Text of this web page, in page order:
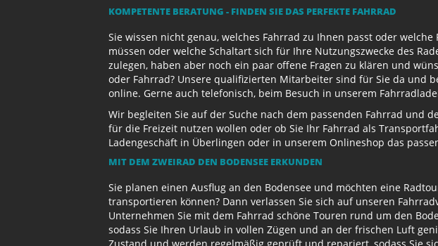
KOMPETENTE BERATUNG - FINDEN SIE DAS PERFEKTE FAHRRAD
Sie wissen nicht genau, welches Fahrrad zu Ihnen passt oder
müssen oder welche Schaltart sich für Ihre Nutzungszwecke des
zulegen, haben aber noch ein paar offene Fragen zu klären und
oder Fahrrad? Unsere qualifizierten Mitarbeiter sind für Sie da und
online. Gerne auch telefonisch, beim Besuch in unserem
Wir begleiten Sie auf der Suche nach dem passenden Fahrrad und
für die Freizeit nutzen wollen oder ob Sie Ihr Fahrrad als
Ladengeschäft in Überlingen oder in unserem Onlineshop das
MIT DEM ZWEIRAD DEN BODENSEE ERKUNDEN
Sie planen einen Ausflug an den Bodensee und möchten eine
transportieren können? Dann verlassen Sie sich auf unseren
Unternehmen Sie mit dem Fahrrad schöne Touren rund um den
sodass Sie Ihren Urlaub in vollen Zügen und an der frischen Luft